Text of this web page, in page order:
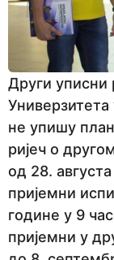
Други уписни
не упишу
ријеч о
од 28.
пријемни
године у 9
пријемни у